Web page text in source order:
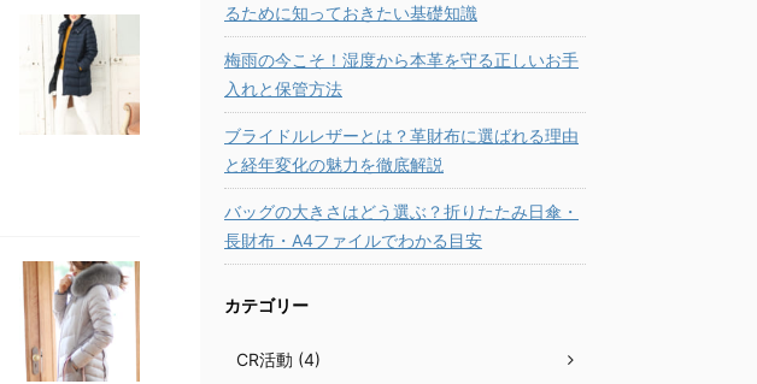
るために知っておきたい基礎知識
梅雨の今こそ！湿度から本革を守る正しいお手
入れと保管方法
ブライドルレザーとは？革財布に選ばれる理由
と経年変化の魅力を徹底解説
バッグの大きさはどう選ぶ？折りたたみ日傘・
長財布・A4ファイルでわかる目安
カテゴリー
CR活動 (4)